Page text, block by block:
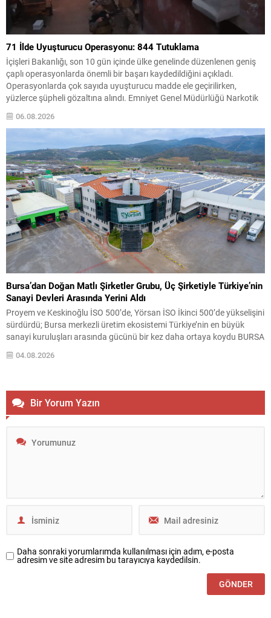
71 İlde Uyuşturucu Operasyonu: 844 Tutuklama
İçişleri Bakanlığı, son 10 gün içinde ülke genelinde düzenlenen geniş
çaplı operasyonlarda önemli bir başarı kaydedildiğini açıkladı.
Operasyonlarda çok sayıda uyuşturucu madde ele geçirilirken,
yüzlerce şüpheli gözaltına alındı. Emniyet Genel Müdürlüğü Narkotik
koordinasyonunda yürütülen çalışmalarda, 71 ilde uyuşturucu ticareti
yapanlara yönelik eş zamanlı müdahaleler...
06.08.2026
Bursa’dan Doğan Matlı Şirketler Grubu, Üç Şirketiyle Türkiye’nin
Sanayi Devleri Arasında Yerini Aldı
Proyem ve Keskinoğlu İSO 500’de, Yörsan İSO İkinci 500’de yükselişini
sürdürdü; Bursa merkezli üretim ekosistemi Türkiye’nin en büyük
sanayi kuruluşları arasında gücünü bir kez daha ortaya koydu BURSA
– Türkiye’nin köklü sanayi ve tarım-gıda gruplarından biri olan Matlı
Şirketler Grubu, İstanbul Sanayi Odası (İSO) tarafından açıklanan
04.08.2026
Bir Yorum Yazın
Daha sonraki yorumlarımda kullanılması için adım, e-posta
adresim ve site adresim bu tarayıcıya kaydedilsin.